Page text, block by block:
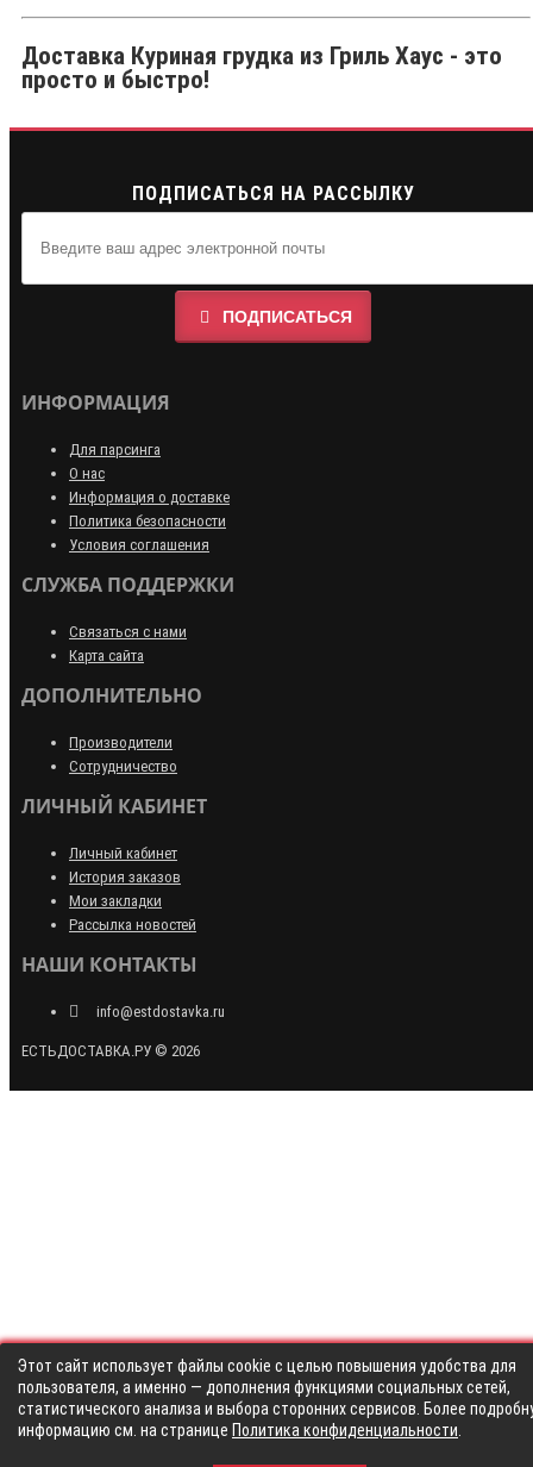
Доставка Куриная грудка из Гриль Хаус - это
просто и быстро!
ПОДПИСАТЬСЯ НА РАССЫЛКУ
ПОДПИСАТЬСЯ
ИНФОРМАЦИЯ
Для парсинга
О нас
Информация о доставке
Политика безопасности
Условия соглашения
СЛУЖБА ПОДДЕРЖКИ
Связаться с нами
Карта сайта
ДОПОЛНИТЕЛЬНО
Производители
Сотрудничество
ЛИЧНЫЙ КАБИНЕТ
Личный кабинет
История заказов
Мои закладки
Рассылка новостей
НАШИ КОНТАКТЫ
info@estdostavka.ru
ЕСТЬДОСТАВКА.РУ © 2026
Этот сайт использует файлы cookie с целью повышения удобства для
пользователя, а именно — дополнения функциями социальных сетей,
статистического анализа и выбора сторонних сервисов. Более
информацию см. на странице Политика конфиденциальности